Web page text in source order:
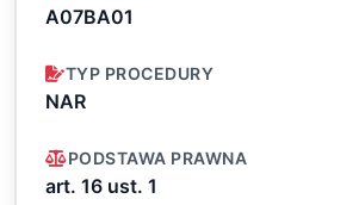
A07BA01
TYP PROCEDURY
NAR
PODSTAWA PRAWNA
art. 16 ust. 1